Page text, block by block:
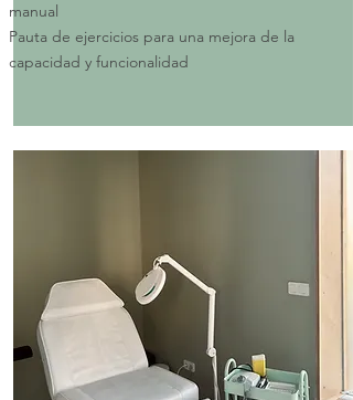
manual
Pauta de ejercicios para una mejora de la
capacidad y funcionalidad